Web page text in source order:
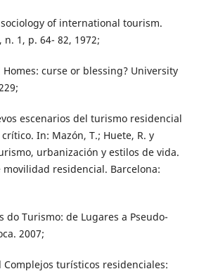
sociology of international tourism.
n. 1, p. 64- 82, 1972;
Homes: curse or blessing? University
escenarios del turismo residencial
In: Mazón, T.; Huete, R. y
urbanización y estilos de vida.
movilidad residencial. Barcelona:
do Turismo: de Lugares a Pseudo-
2007;
Complejos turísticos residenciales: